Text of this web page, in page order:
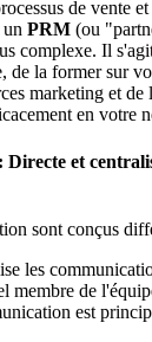
de vente
PRM (ou
complexe. Il
de la former sur
marketing et
en votre
et
sont conçus
les
membre de
est